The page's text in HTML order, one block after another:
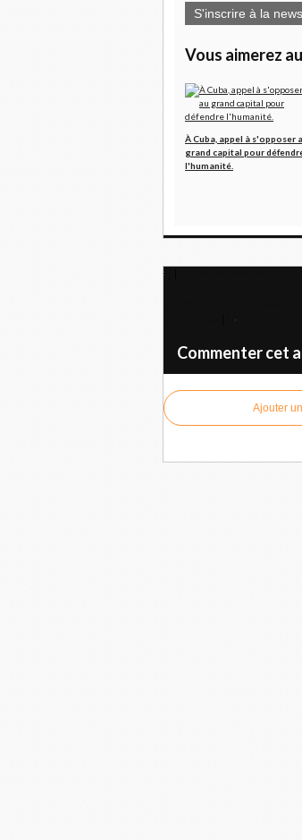
S'inscrire à la
Vous aimerez
À Cuba, appel à s'opposer
grand capital pour
l'humanité.
Commenter cet
Ajouter